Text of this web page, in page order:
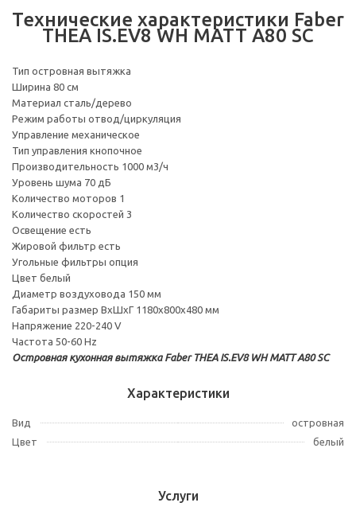
Технические характеристики Faber
THEA IS.EV8 WH MATT A80 SC
Тип островная вытяжка
Ширина 80 см
Материал сталь/дерево
Режим работы отвод/циркуляция
Управление механическое
Тип управления кнопочное
Производительность 1000 м3/ч
Уровень шума 70 дБ
Количество моторов 1
Количество скоростей 3
Освещение есть
Жировой фильтр есть
Угольные фильтры опция
Цвет белый
Диаметр воздуховода 150 мм
Габариты размер ВхШхГ 1180х800х480 мм
Напряжение 220-240 V
Частота 50-60 Hz
Островная кухонная вытяжка Faber THEA IS.EV8 WH MATT A80 SC
Характеристики
Вид
островная
Цвет
белый
Услуги